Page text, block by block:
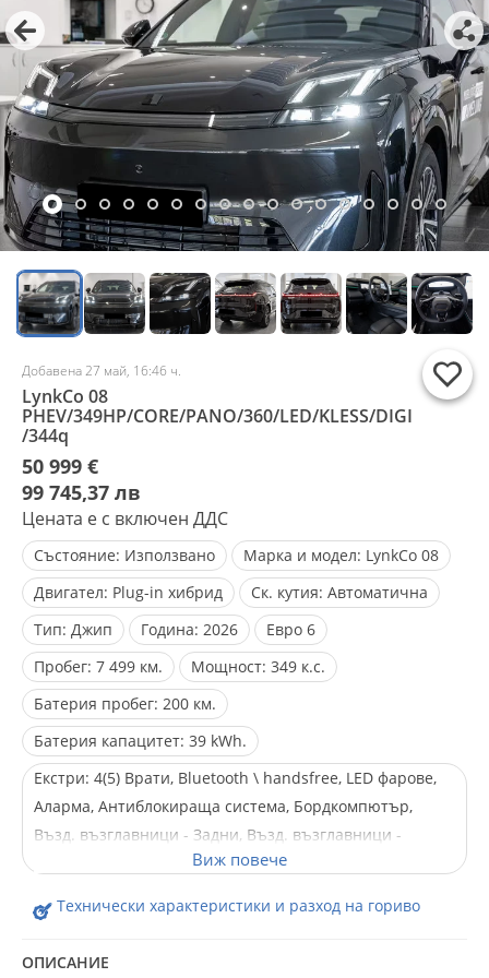
Добавена 27 май, 16:46 ч.
LynkCo 08
PHEV/349HP/CORE/PANO/360/LED/KLESS/DIGI
/344q
50 999 €
99 745,37 лв
Цената е с включен ДДС
Състояние: Използвано Марка и модел: LynkCo 08
Двигател: Plug-in хибрид Ск. кутия: Автоматична
Тип: Джип Година: 2026 Евро 6
Пробег: 7 499 км. Мощност: 349 к.с.
Батерия пробег: 200 км.
Батерия капацитет: 39 kWh.
Екстри: 4(5) Врати, Bluetooth \ handsfree, LED фарове,
Аларма, Антиблокираща система, Бордкомпютър,
Възд. възглавници - Задни, Възд. възглавници -
Предни, Възд. възглавници - Стран., Ел. Огледала, Ел.
стабилизиране, Климатроник, Кожен салон, Лети
Технически характеристики и разход на гориво
ОПИСАНИЕ